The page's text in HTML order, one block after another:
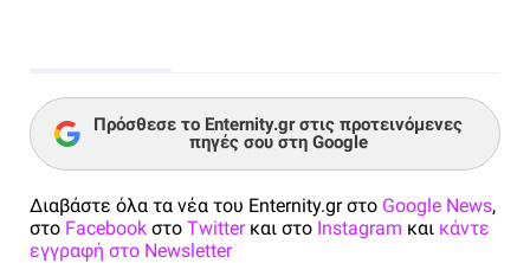
Πρόσθεσε το Enternity.gr στις προτεινόμενες
πηγές σου στη Google
Διαβάστε όλα τα νέα του Enternity.gr στο Google News,
στο Facebook στο Twitterκαι στο Instagram και κάντε
εγγραφή στο Newsletter